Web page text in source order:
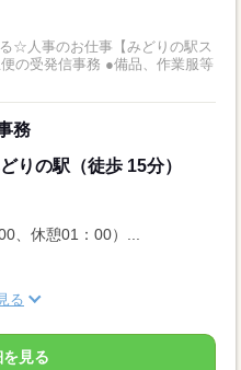
☆人事のお仕事【みどりの駅ス
の受発信事務 ●備品、作業服等
務
りの駅（徒歩 15分）
、休憩01：00）...
る
見る